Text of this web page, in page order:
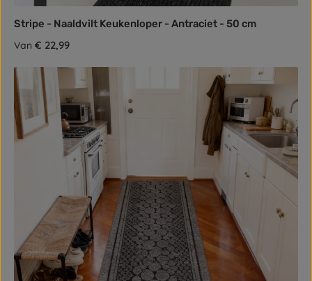
Stripe - Naaldvilt Keukenloper - Antraciet - 50 cm
Normale prijs:
Van € 22,99